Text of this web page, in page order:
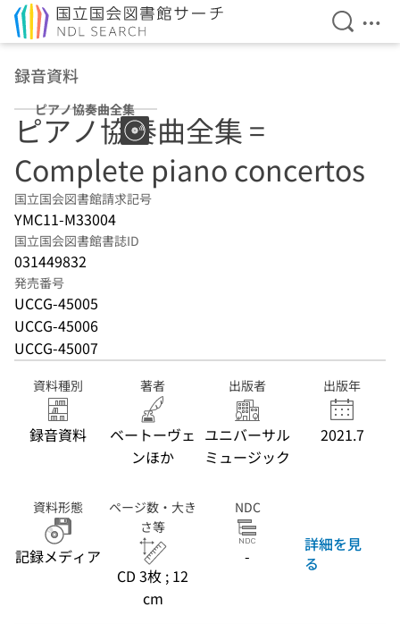
検索を
メ
録音資料
ピアノ協奏曲全集
ピアノ協奏曲全集 =
Complete piano concertos
国立国会図書館請求記号
YMC11-M33004
国立国会図書館書誌ID
031449832
発売番号
UCCG-45005
UCCG-45006
UCCG-45007
資料種別
録音資料
著者
ベートーヴェ
ンほか
出版者
ユニバーサル
ミュージック
出版年
2021.7
資料形態
記録メディア
ページ数・大き
さ等
CD 3枚 ; 12
cm
NDC
-
詳細を見
る